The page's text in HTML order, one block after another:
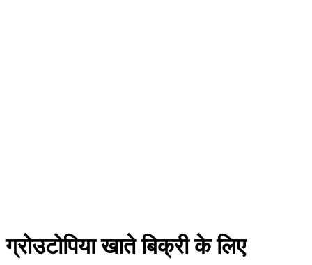
ग्रोउटोपिया खाते बिक्री के लिए